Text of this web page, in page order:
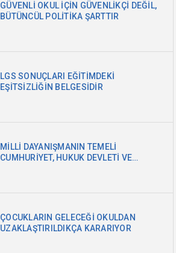
GÜVENLİ OKUL İÇİN GÜVENLİKÇİ DEĞİL,
BÜTÜNCÜL POLİTİKA ŞARTTIR
LGS SONUÇLARI EĞİTİMDEKİ
EŞİTSİZLİĞİN BELGESİDİR
MİLLİ DAYANIŞMANIN TEMELİ
CUMHURİYET, HUKUK DEVLETİ VE
ÇOCUKLARIN GELECEĞİ OKULDAN
UZAKLAŞTIRILDIKÇA KARARIYOR